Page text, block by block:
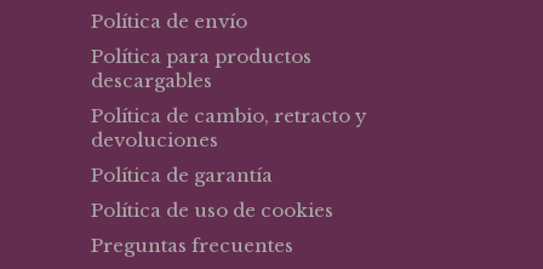
Política de envío
Política para productos
descargables
Política de cambio, retracto y
devoluciones
Política de garantía
Política de uso de cookies
Preguntas frecuentes